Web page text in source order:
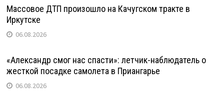
Массовое ДТП произошло на Качугском тракте в
Иркутске
06.08.2026
«Александр смог нас спасти»: летчик-наблюдатель о
жесткой посадке самолета в Приангарье
06.08.2026